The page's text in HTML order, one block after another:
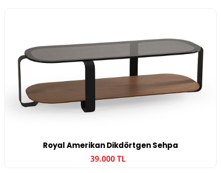
Royal Amerikan Dikdörtgen Sehpa
39.000 TL